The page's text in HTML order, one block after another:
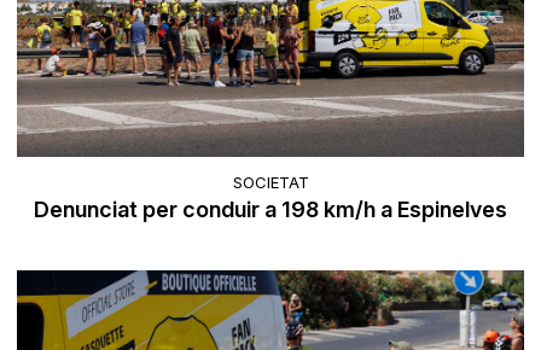
SOCIETAT
Denunciat per conduir a 198 km/h a Espinelves